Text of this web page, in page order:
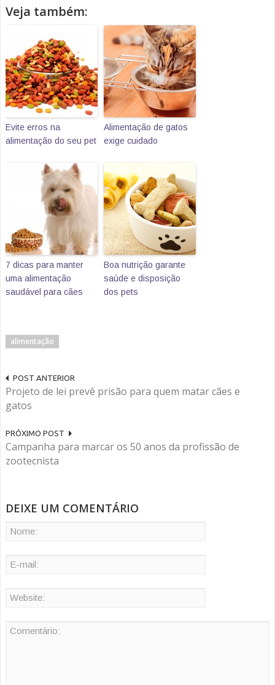
Veja também:
Evite erros na
alimentação do seu pet
Alimentação de gatos
exige cuidado
7 dicas para manter
uma alimentação
saudável para cães
Boa nutrição garante
saúde e disposição
dos pets
alimentação
POST ANTERIOR
Projeto de lei prevê prisão para quem matar cães e
gatos
PRÓXIMO POST
Campanha para marcar os 50 anos da profissão de
zootecnista
DEIXE UM COMENTÁRIO